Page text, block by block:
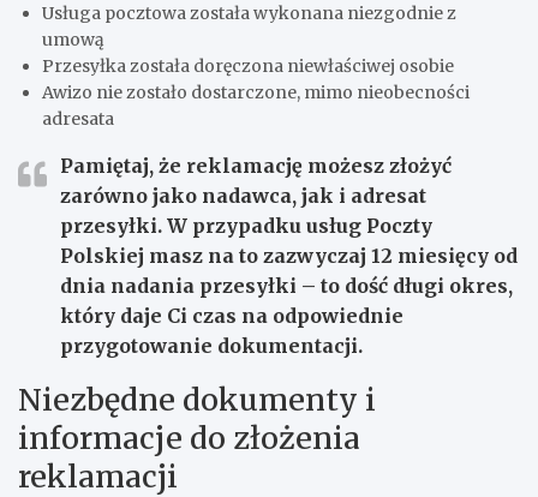
Usługa pocztowa została wykonana niezgodnie z
umową
Przesyłka została doręczona niewłaściwej osobie
Awizo nie zostało dostarczone, mimo nieobecności
adresata
Pamiętaj, że reklamację możesz złożyć
zarówno jako nadawca, jak i adresat
przesyłki. W przypadku usług Poczty
Polskiej masz na to zazwyczaj 12 miesięcy od
dnia nadania przesyłki – to dość długi okres,
który daje Ci czas na odpowiednie
przygotowanie dokumentacji.
Niezbędne dokumenty i
informacje do złożenia
reklamacji